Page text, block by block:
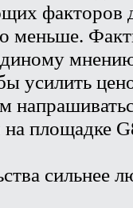
факторов
меньше.
мнению,
усилить
на площадке
сильнее